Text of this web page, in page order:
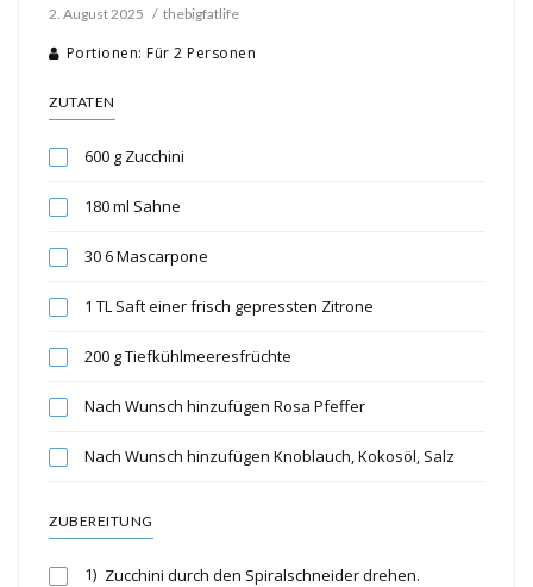
2. August 2025 thebigfatlife
Portionen: Für 2 Personen
ZUTATEN
600 g Zucchini
180 ml Sahne
30 6 Mascarpone
1 TL Saft einer frisch gepressten Zitrone
200 g Tiefkühlmeeresfrüchte
Nach Wunsch hinzufügen Rosa Pfeffer
Nach Wunsch hinzufügen Knoblauch, Kokosöl, Salz
ZUBEREITUNG
1) Zucchini durch den Spiralschneider drehen.